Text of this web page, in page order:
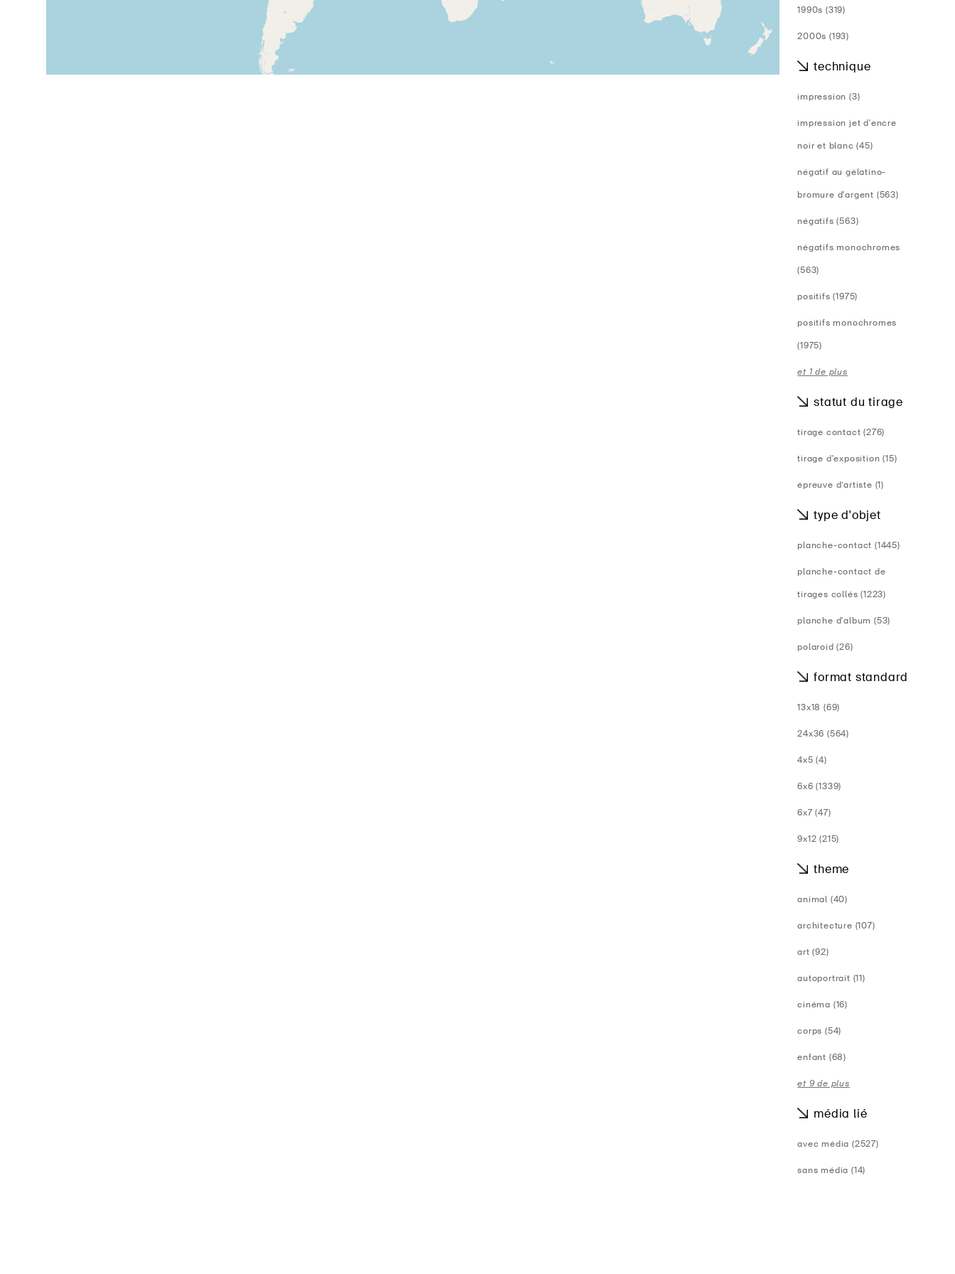
1990s (319)
2000s (193)
technique
impression (3)
impression jet d'encre
noir et blanc (45)
négatif au gélatino-
bromure d'argent (563)
négatifs (563)
négatifs monochromes
(563)
positifs (1975)
positifs monochromes
(1975)
et 1 de plus
statut du tirage
tirage contact (276)
tirage d'exposition (15)
épreuve d’artiste (1)
type d'objet
planche-contact (1445)
planche-contact de
tirages collés (1223)
planche d'album (53)
polaroid (26)
format standard
13x18 (69)
24x36 (564)
4x5 (4)
6x6 (1339)
6x7 (47)
9x12 (215)
theme
animal (40)
architecture (107)
art (92)
autoportrait (11)
cinéma (16)
corps (54)
enfant (68)
et 9 de plus
média lié
avec média (2527)
sans média (14)